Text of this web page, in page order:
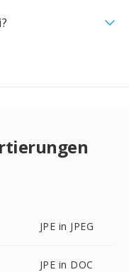
JPE in JPEG
JPE in DOC